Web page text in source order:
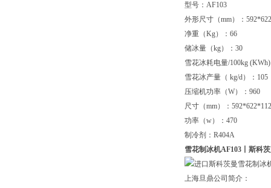
型号：AF103
外形尺寸（mm）：
净重（Kg）：66
储冰量（kg）：30
雪花冰耗电量/100kg
雪花冰产量（ kg/d）：105
压缩机功率（W）：960
尺寸（mm）：
功率（w）：470
制冷剂：R404A
雪花制冰机AF103 丨斯科
上海旦鼎公司简介：